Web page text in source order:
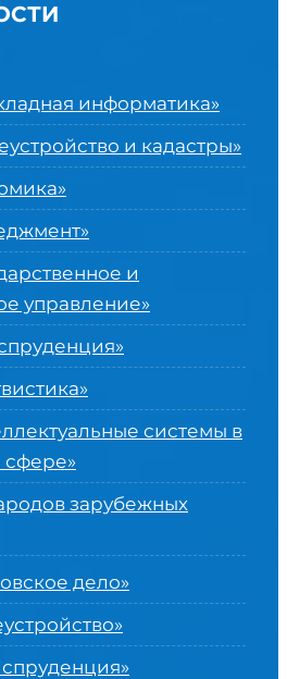
информатика»
и кадастры»
и
управление»
системы в
сфере»
зарубежных
дело»